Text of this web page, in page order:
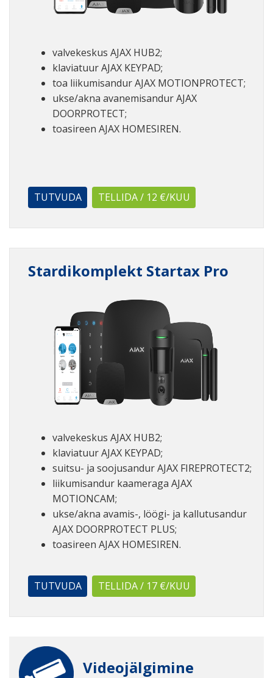
valvekeskus AJAX HUB2;
klaviatuur AJAX KEYPAD;
toa liikumisandur AJAX MOTIONPROTECT;
ukse/akna avanemisandur AJAX
DOORPROTECT;
toasireen AJAX HOMESIREN.
TUTVUDA TELLIDA / 12 €/KUU
Stardikomplekt Startax Pro
valvekeskus AJAX HUB2;
klaviatuur AJAX KEYPAD;
suitsu- ja soojusandur AJAX FIREPROTECT2;
liikumisandur kaameraga AJAX
MOTIONCAM;
ukse/akna avamis-, löögi- ja kallutusandur
AJAX DOORPROTECT PLUS;
toasireen AJAX HOMESIREN.
TUTVUDA TELLIDA / 17 €/KUU
Videojälgimine